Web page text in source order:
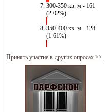
300-350 кв. м - 161
(2.02%)
350-400 кв. м - 128
(1.61%)
Принять участие в других опросах >>